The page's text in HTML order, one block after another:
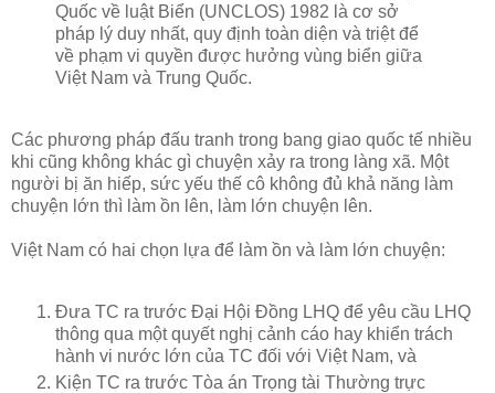
Quốc về luật Biển (UNCLOS) 1982 là cơ sở
pháp lý duy nhất, quy định toàn diện và triệt để
về phạm vi quyền được hưởng vùng biển giữa
Việt Nam và Trung Quốc.
Các phương pháp đấu tranh trong bang giao quốc tế nhiều
khi cũng không khác gì chuyện xảy ra trong làng xã. Một
người bị ăn hiếp, sức yếu thế cô không đủ khả năng làm
chuyện lớn thì làm ồn lên, làm lớn chuyện lên.
Việt Nam có hai chọn lựa để làm ồn và làm lớn chuyện:
Đưa TC ra trước Đại Hội Đồng LHQ để yêu cầu LHQ
thông qua một quyết nghị cảnh cáo hay khiển trách
hành vi nước lớn của TC đối với Việt Nam, và
Kiện TC ra trước Tòa án Trọng tài Thường trực